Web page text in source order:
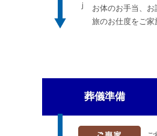
ｊ
お体のお手当、お
旅のお仕度をご家
葬儀準備